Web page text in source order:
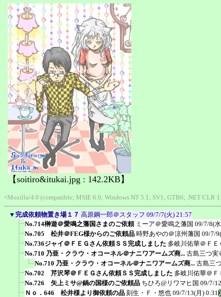
【soitiro&itukai.jpg : 142.2KB】
<Mozilla/4.0 (compatible; MSIE 6.0; Windows NT 5.1; SV1; GTB6; .NET
▼ 完成依頼物置き場１７ 高原鋼一郎＠スタッフ 09/7/7(火) 21:57
No.714榊遊＠愛鳴之藩国さまのご依頼 ミーア＠愛鳴之藩国 09/7/8(
No.705 松井＠FEG様からのご依頼品 時野あやの＠涼州藩国 09/7/
No.736ジャイ＠ＦＥＧさん依頼ＳＳ完成しました 多岐川佑華＠ＦＥ
No.710 乃亜・クラウ・オコーネル＠ナニワアームズ商... 古島三つ実
No.710 乃亜・クラウ・オコーネル＠ナニワアームズ商... 古島三
No.702 芹沢琴＠ＦＥＧさん依頼ＳＳ完成しました 多岐川佑華＠Ｆ
No.726 矢上ミサ@鍋の国様のご依頼品 ちひろ@リワマヒ国 09/7/
Ｎｏ．646 松井様より御依頼の品 刻生・Ｆ・悠也 09/7/13(月) 0:31